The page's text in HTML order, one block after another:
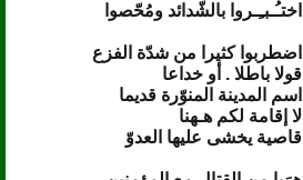
اختـُـبـِـروا بالشّدائد ومُحّصوا
اضطربوا كثيرا من شدّة الفزع
قولا باطلا . أو خداعا
اسم المدينة المنوّرة قديما
لا إقامة لكم هـهنا
قاصية يخشى عليها العدوّ